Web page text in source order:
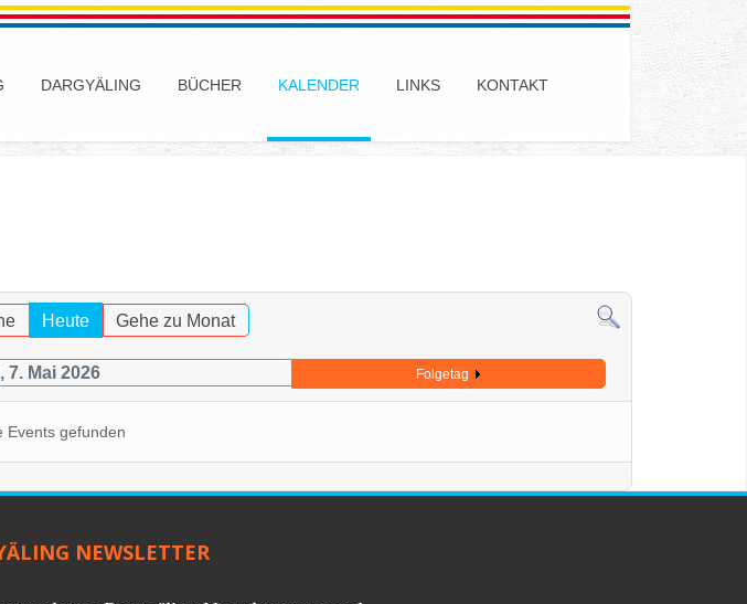
DARGYÄLING BÜCHER KALENDER LINKS KONTAKT
Heute Gehe zu Monat
7. Mai 2026 Folgetag
Events gefunden
NEWSLETTER